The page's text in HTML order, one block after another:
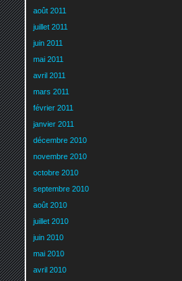
août 2011
juillet 2011
juin 2011
mai 2011
avril 2011
mars 2011
février 2011
janvier 2011
décembre 2010
novembre 2010
octobre 2010
septembre 2010
août 2010
juillet 2010
juin 2010
mai 2010
avril 2010